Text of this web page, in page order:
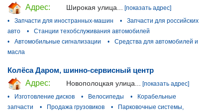
Адрес:
Широкая улица...
[показать адрес]
•
Запчасти для иностранных-машин •
Запчасти для российских
авто
•
Станции техобслуживания автомобилей
•
Автомобильные сигнализации •
Средства для автомобилей и
масла
Колёса Даром, шинно-сервисный центр
Адрес:
Новополоцкая улица...
[показать адрес]
•
Изготовление дисков • Велосипеды •
Корабельные
запчасти
• Продажа грузовиков •
Парковочные системы,